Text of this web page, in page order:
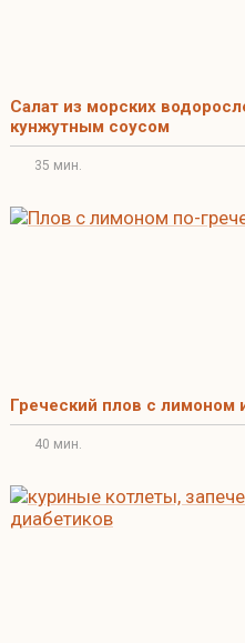
Салат из морских
кунжутным соусом
35 мин.
Греческий плов с лимоном
40 мин.